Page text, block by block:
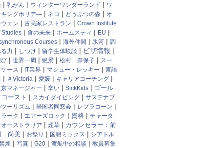
| 乳がん | ウィンターワンダーランド | ワ
キングホリデ― | ネコ | どうぶつの森 | オ
ウェン | 古民家レストラン | Crown Institute
Studies | 食の未来 | ホームスティ | EU |
Courses | 海外仲間 | 氷河 | 調
力 | しつけ | 留学生体験談 | ビザ情報 |
| 世界一周 | 絶景 | 松村 奈保子 | スー
ケース | IT業界 | マシュー・レッキー | 言語
| ＃Victoria | 愛媛 | キャリアコーチング |
マネージャー | 辛い | SickKids | ゴール
コースト | スカイダイビング | サステナブ
ツーリズム | 帰国者同窓会 | レプラコーン |
ラーク | エアーズロック | 資格 | チャータ
オーストラリア | 煙草 | カウンセラー：前
尚美 | お祭り | 国籍ミックス | シアトル
煙 | 写真 | G20 | 渡航中の相談 | 教員募集